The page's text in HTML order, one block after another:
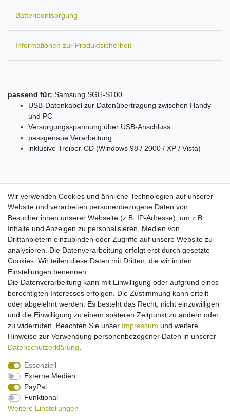
Batterieentsorgung
Informationen zur Produktsicherheit
passend für: Samsung SGH-S100.
USB-Datenkabel zur Datenübertragung zwischen Handy
und PC
Versorgungsspannung über USB-Anschluss
passgenaue Verarbeitung
inklusive Treiber-CD (Windows 98 / 2000 / XP / Vista)
Könnte Sie interessieren:
Kfz-Ladekabel (Kabelrolle) für Samsung SGH-
S100 S105
11,95 € *
In den Warenkorb
*inkl. ges. MwSt.
Ladegerät für Samsung SGH-S100 / S105
11,95 € *
In den Warenkorb
Impressum Daten­schutz­erklärung
Wir verwenden Cookies und ähnliche Technologien auf unserer
Website und verarbeiten personenbezogene Daten von
Besucher:innen unserer Webseite (z.B. IP-Adresse), um z.B.
Inhalte und Anzeigen zu personalisieren, Medien von
Drittanbietern einzubinden oder Zugriffe auf unsere Website zu
analysieren. Die Datenverarbeitung erfolgt erst durch gesetzte
Cookies. Wir teilen diese Daten mit Dritten, die wir in den
Einstellungen benennen.
Die Datenverarbeitung kann mit Einwilligung oder aufgrund eines
berechtigten Interesses erfolgen. Die Zustimmung kann erteilt
oder abgelehnt werden. Es besteht das Recht, nicht einzuwilligen
und die Einwilligung zu einem späteren Zeitpunkt zu ändern oder
zu widerrufen. Beachten Sie unser Impressum und weitere
Hinweise zur Verwendung personenbezogener Daten in unserer
Daten­schutz­erklärung
Essenziell
Externe Medien
PayPal
Funktional
Weitere Einstellungen